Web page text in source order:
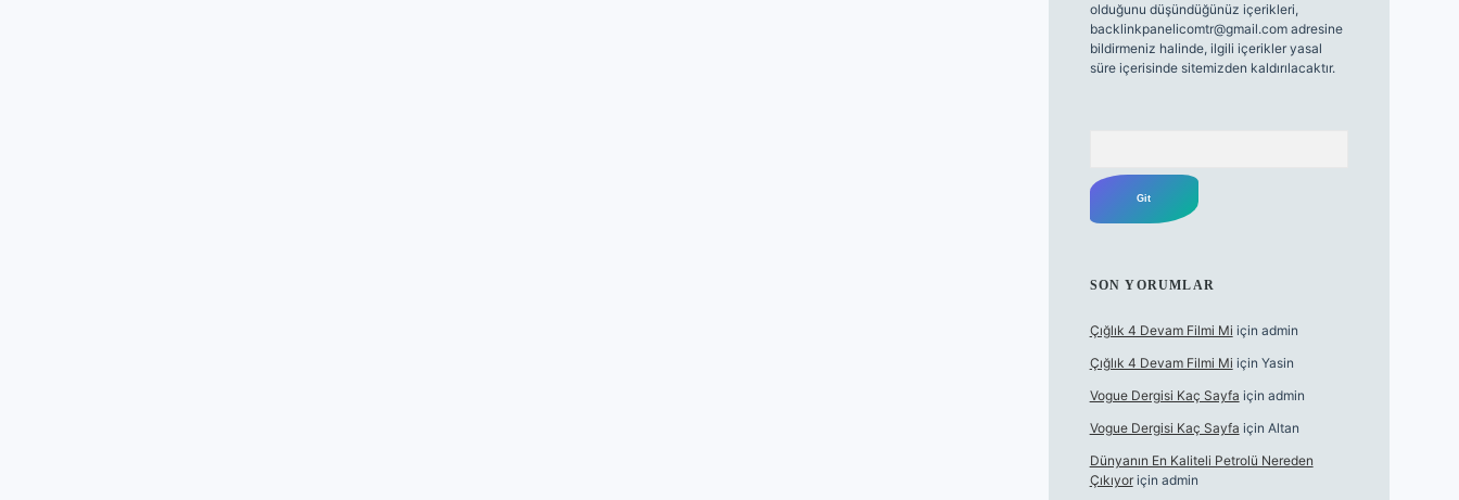
olduğunu düşündüğünüz içerikleri,
backlinkpanelicomtr@gmail.comadresine
bildirmeniz halinde, ilgili içerikler yasal
süre içerisinde sitemizden kaldırılacaktır.
SON YORUMLAR
Çığlık 4 Devam Filmi Mi için admin
Çığlık 4 Devam Filmi Mi için Yasin
Vogue Dergisi Kaç Sayfa için admin
Vogue Dergisi Kaç Sayfa için Altan
Dünyanın En Kaliteli Petrolü Nereden
Çıkıyoriçin admin